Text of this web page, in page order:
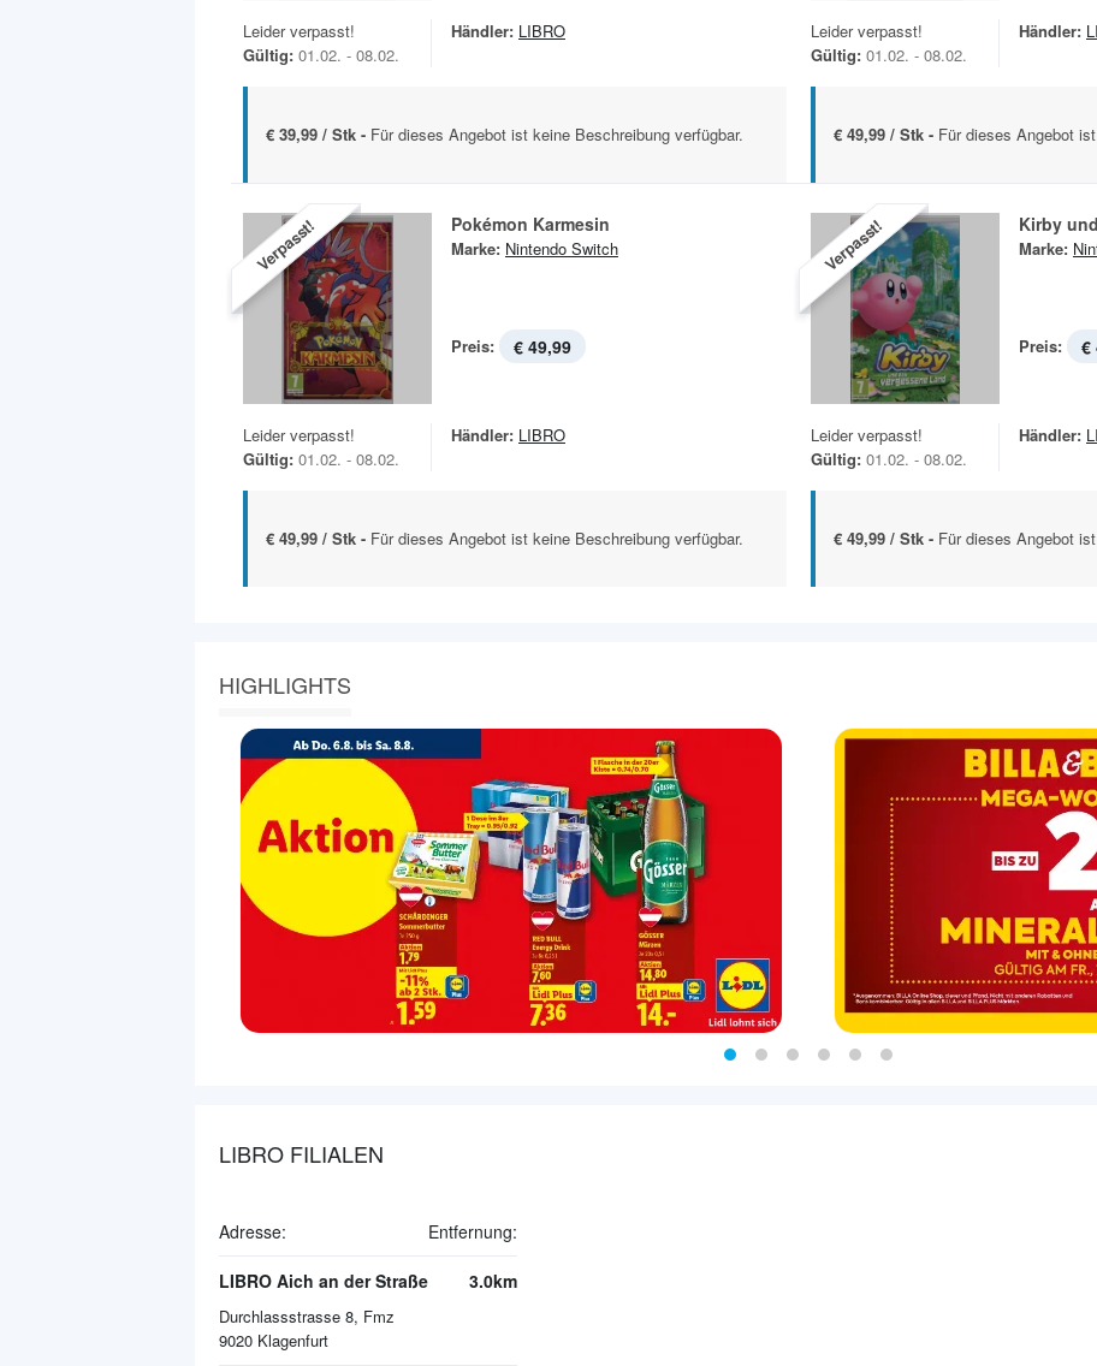
Leider verpasst!
Gültig: 01.02. - 08.02.
Händler: LIBRO
€ 39,99 / Stk - Für dieses Angebot ist keine Beschreibung verfügbar.
Leider verpasst!
Gültig: 01.02. - 08.02.
Händler:
€ 49,99 / Stk - Für dieses Angebot
Verpasst! Pokémon Karmesin
Marke: Nintendo Switch
Preis: € 49,99
Leider verpasst!
Gültig: 01.02. - 08.02.
Händler: LIBRO
€ 49,99 / Stk - Für dieses Angebot ist keine Beschreibung verfügbar.
Verpasst! Kirby
Marke:
Preis: €
Leider verpasst!
Gültig: 01.02. - 08.02.
Händler:
€ 49,99 / Stk - Für dieses Angebot
HIGHLIGHTS
LIBRO FILIALEN
Adresse: Entfernung:
LIBRO Aich an der Straße
Durchlassstrasse 8, Fmz
9020 Klagenfurt
3.0km